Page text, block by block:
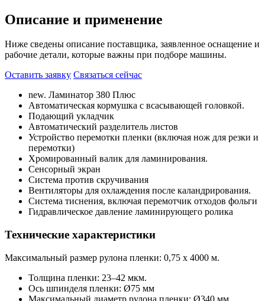
Описание и применение
Ниже сведены описание поставщика, заявленное оснащение и
рабочие детали, которые важны при подборе машины.
Оставить заявку Связаться сейчас
new. Ламинатор 380 Плюс
Автоматическая кормушка с всасывающей головкой.
Подающий укладчик
Автоматический разделитель листов
Устройство перемотки пленки (включая нож для резки и
перемотки)
Хромированный валик для ламинирования.
Сенсорный экран
Система против скручивания
Вентиляторы для охлаждения после каландрирования.
Система тиснения, включая перемотчик отходов фольги
Гидравлическое давление ламинирующего ролика
Технические характеристики
Максимальный размер рулона пленки: 0,75 х 4000 м.
Толщина пленки: 23–42 мкм.
Ось шпинделя пленки: Ø75 мм
Максимальный диаметр рулона пленки: Ø340 мм.